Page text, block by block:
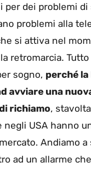
per dei problemi di
problemi alla
si attiva nel
retromarcia.
sogno, perché la
avviare una
richiamo,
negli USA hanno
Andiamo a
ad un allarme che